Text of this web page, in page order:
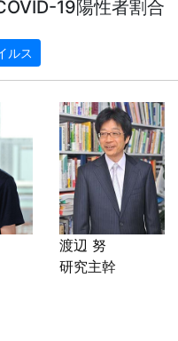
19陽性者割合
ルス
渡辺 努
研究主幹